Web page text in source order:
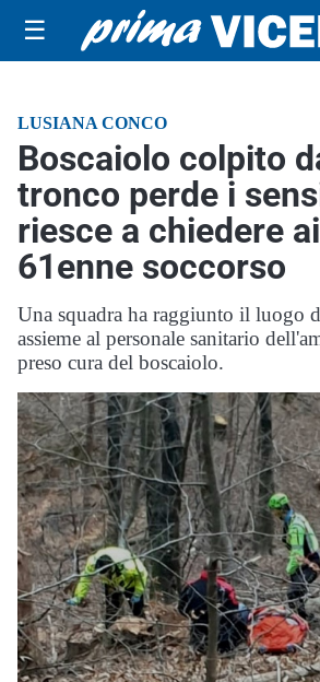
☰
LUSIANA CONCO
Boscaiolo colpito
tronco perde i
riesce a chiedere
61enne soccorso
Una squadra ha raggiunto il luogo
assieme al personale sanitario
preso cura del boscaiolo.